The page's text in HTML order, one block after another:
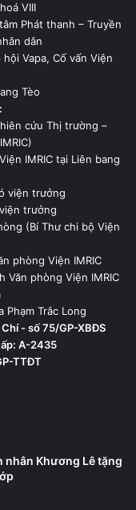
VIII
Phát thanh – Truyền
dân
Vapa, Cố vấn Viện
Tèo
cứu Thị trường –
IMRIC tại Liên bang
viện trưởng
trưởng
(Bí Thư chi bộ Viện
phòng Viện IMRIC
Văn phòng Viện IMRIC
Phạm Trắc Long
- số 75/GP-XBĐS
A-2435
TTĐT
nhân Khương Lê tặng